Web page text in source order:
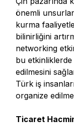
önemli
kurma
bilinirliğini
networking
bu
edilmesini
Türk iş
organize
Ticaret